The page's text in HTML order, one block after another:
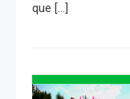
que […]